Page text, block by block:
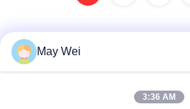
Contacto rápido
May Wei
3:36 AM